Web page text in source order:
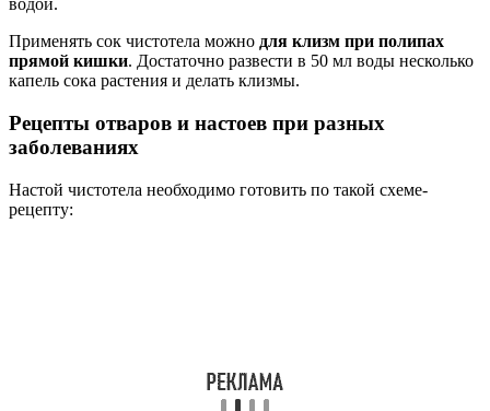
водой.
Применять сок чистотела можно для клизм при полипах
прямой кишки. Достаточно развести в 50 мл воды несколько
капель сока растения и делать клизмы.
Рецепты отваров и настоев при разных
заболеваниях
Настой чистотела необходимо готовить по такой схеме-
рецепту: